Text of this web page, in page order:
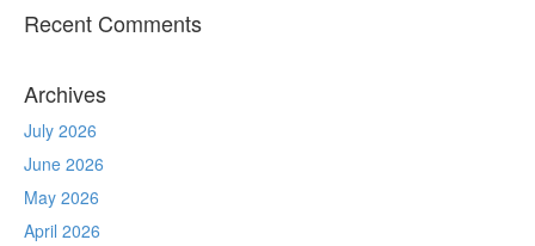
Recent Comments
Archives
July 2026
June 2026
May 2026
April 2026